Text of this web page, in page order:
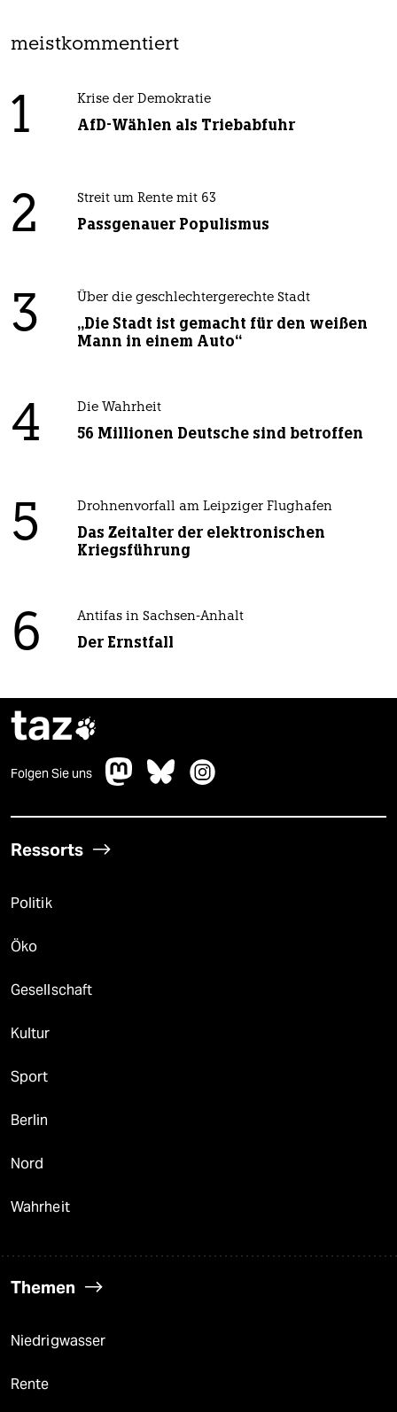
meistkommentiert
1 Krise der Demokratie
AfD-Wählen als Triebabfuhr
2 Streit um Rente mit 63
Passgenauer Populismus
3 Über die geschlechtergerechte Stadt
„Die Stadt ist gemacht für den weißen
Mann in einem Auto“
4 Die Wahrheit
56 Millionen Deutsche sind betroffen
5 Drohnenvorfall am Leipziger Flughafen
Das Zeitalter der elektronischen
Kriegsführung
6 Antifas in Sachsen-Anhalt
Der Ernstfall
taz
Folgen Sie uns
Ressorts
Politik
Öko
Gesellschaft
Kultur
Sport
Berlin
Nord
Wahrheit
Themen
Niedrigwasser
Rente